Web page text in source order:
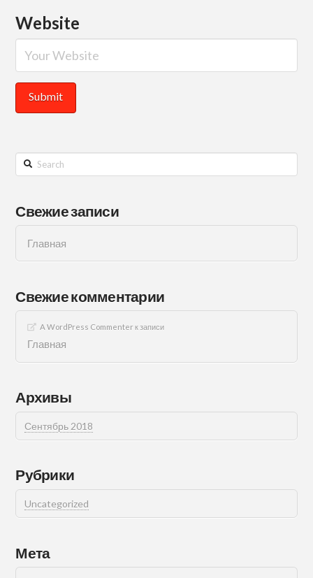
Website
Search
Свежие записи
Главная
Свежие комментарии
A WordPress Commenterк записи
Главная
Архивы
Сентябрь 2018
Рубрики
Uncategorized
Мета